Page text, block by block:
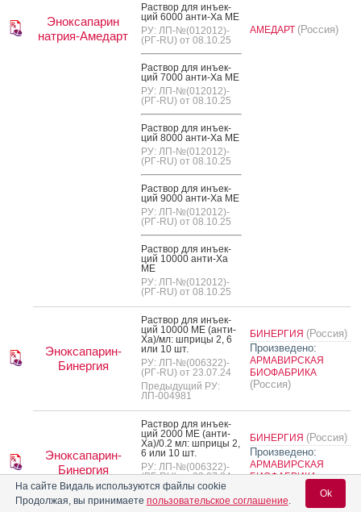
Эноксапарин
натрия-Амедарт
Рас­твор для инъ­ек­
ций 6000 ан­ти-Ха МЕ
РУ: ЛП-№(012012)-
(РГ-RU) от 08.10.25
Рас­твор для инъ­ек­
ций 7000 ан­ти-Ха МЕ
РУ: ЛП-№(012012)-
(РГ-RU) от 08.10.25
Рас­твор для инъ­ек­
ций 8000 ан­ти-Ха МЕ
РУ: ЛП-№(012012)-
(РГ-RU) от 08.10.25
Рас­твор для инъ­ек­
ций 9000 ан­ти-Ха МЕ
РУ: ЛП-№(012012)-
(РГ-RU) от 08.10.25
Рас­твор для инъ­ек­
ций 10000 ан­ти-Xa
МЕ
РУ: ЛП-№(012012)-
(РГ-RU) от 08.10.25
АМЕДАРТ (Россия)
Эноксапарин-
Бинергия
Рас­твор для инъ­ек­
ций 10000 МЕ (ан­ти-
Ха)/мл: шпри­цы 2, 6
или 10 шт.
РУ: ЛП-№(006322)-
(РГ-RU) от 23.07.24
Предыдущий РУ:
ЛП-004981
БИНЕРГИЯ (Россия)
Произведено:
АРМАВИРСКАЯ
БИОФАБРИКА
(Россия)
Эноксапарин-
Бинергия
Рас­твор для инъ­ек­
ций 2000 МЕ (ан­ти-
Ха)/0.2 мл: шпри­цы 2,
6 или 10 шт.
РУ: ЛП-№(006322)-
(РГ-RU) от 23.07.24
Предыдущий РУ:
ЛП-004981
БИНЕРГИЯ (Россия)
Произведено:
АРМАВИРСКАЯ
БИОФАБРИКА
На сайте Видаль используются файлы cookie
Продолжая, вы принимаете пользовательское соглашение.
Ok